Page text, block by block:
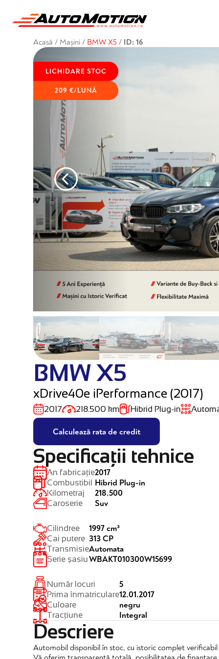
Acasă / Mașini / BMW X5 / ID: 16
LICHIDARE STOC
209 €/LUNĂ
BMW X5
xDrive40e iPerformance (2017)
2017 218.500 km Hibrid Plug-in
Calculează rata de credit
Specificații tehnice
An fabricație
Combustibil
Kilometraj
Caroserie
2017
Hibrid Plug-in
218.500
Suv
Cilindree
Cai putere
Transmisie
Serie șasiu
1997 cm³
313 CP
Automata
WBAKT010300W15699
Număr locuri
Prima înmatriculare
Culoare
Tracțiune
5
12.01.2017
negru
Integral
Descriere
Automobil disponibil în stoc, cu istoric complet